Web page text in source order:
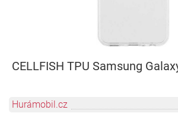
CELLFISH TPU Samsung
Hurámobil.cz